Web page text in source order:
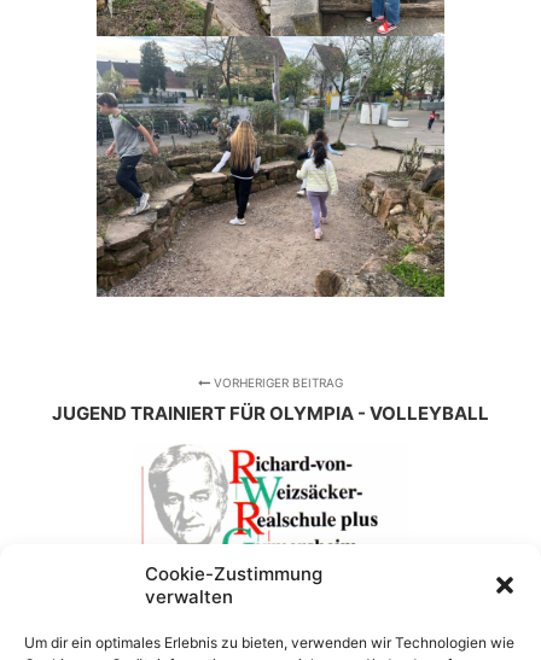
Cookie-Zustimmung
verwalten
Um dir ein optimales Erlebnis zu bieten, verwenden wir Technologien wie
VORHERIGER BEITRAG
JUGEND TRAINIERT FÜR OLYMPIA - VOLLEYBALL
MACH MIT BEIM STADTRADELN 2024